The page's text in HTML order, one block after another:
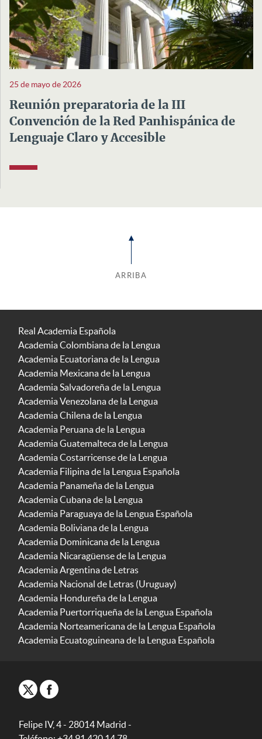
25 de mayo de 2026
Reunión preparatoria de la III
Convención de la Red Panhispánica de
Lenguaje Claro y Accesible
ARRIBA
Real Academia Española
Academia Colombiana de la Lengua
Academia Ecuatoriana de la Lengua
Academia Mexicana de la Lengua
Academia Salvadoreña de la Lengua
Academia Venezolana de la Lengua
Academia Chilena de la Lengua
Academia Peruana de la Lengua
Academia Guatemalteca de la Lengua
Academia Costarricense de la Lengua
Academia Filipina de la Lengua Española
Academia Panameña de la Lengua
Academia Cubana de la Lengua
Academia Paraguaya de la Lengua Española
Academia Boliviana de la Lengua
Academia Dominicana de la Lengua
Academia Nicaragüense de la Lengua
Academia Argentina de Letras
Academia Nacional de Letras (Uruguay)
Academia Hondureña de la Lengua
Academia Puertorriqueña de la Lengua Española
Academia Norteamericana de la Lengua Española
Academia Ecuatoguineana de la Lengua Española
Felipe IV, 4 - 28014 Madrid -